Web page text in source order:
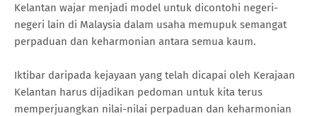
Kelantan wajar menjadi model untuk dicontohi negeri-
negeri lain di Malaysia dalam usaha memupuk semangat
perpaduan dan keharmonian antara semua kaum.
Iktibar daripada kejayaan yang telah dicapai oleh Kerajaan
Kelantan harus dijadikan pedoman untuk kita terus
memperjuangkan nilai-nilai perpaduan dan keharmonian